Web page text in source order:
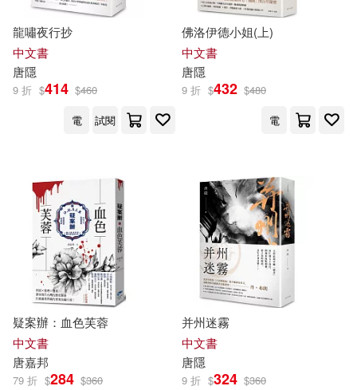
池田理代子(47)
森見明日(45)
蘅塘退士(45)
唐席(44) 唐沢りん(44)
唐浩明(43) 根華編輯部(42)
赤井丸乃進(42)
高橋留美子(42)
清華大學出版社(307)
上海人民出版社(303)
機械工業出版社(290)
中信出版社(289)
時報出版(282)
廣西師範大學出版社(278)
遠流(273) 文物出版社(272)
作者/演唱/譯/編/繪(4)
價格
範圍
龍嘯夜行抄
中文書
唐隱
9 折 $414 $460
電
試閱
佛洛伊德小姐(上)
中文書
唐隱
9 折 $432 $480
電
疑案辦：血色芙蓉
中文書
唐嘉邦
79 折 $284 $360
并州迷霧
中文書
唐隱
9 折 $324 $360